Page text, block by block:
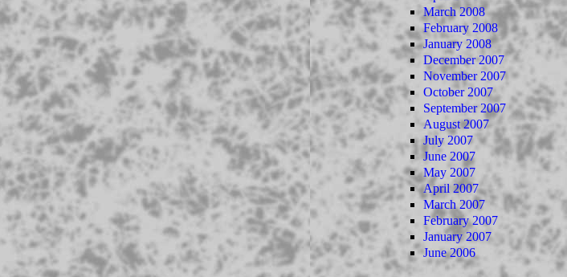
March 2008
February 2008
January 2008
December 2007
November 2007
October 2007
September 2007
August 2007
July 2007
June 2007
May 2007
April 2007
March 2007
February 2007
January 2007
June 2006